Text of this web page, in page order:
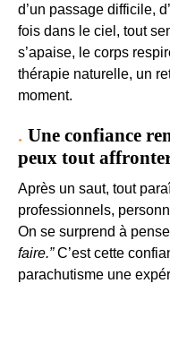
d’un passage difficile,
fois dans le ciel, tout
s’apaise, le corps
thérapie naturelle, un
moment.
Une confiance
peux tout
Après un saut, tout
professionnels,
On se surprend à
faire.”C’est cette
parachutisme une